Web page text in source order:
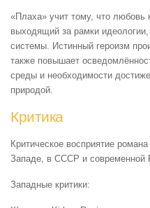
«Плаха» учит тому, что
выходящий за рамки
системы. Истинный героизм
также повышает
среды и необходимости
природой.
Критика
Критическое восприятие
Западе, в СССР и современной
Западные критики: